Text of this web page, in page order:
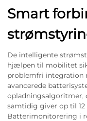
Smart
De intelligente
hjælpen til mobilitet
problemfri integration
avancerede
samtidig giver op til
Batterimonitorering i